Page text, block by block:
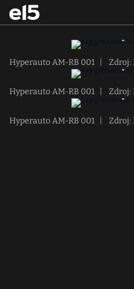
Hyperauto AM-RB 001 Zdroj:
Hyperauto AM-RB 001 Zdroj:
Hyperauto AM-RB 001 Zdroj: